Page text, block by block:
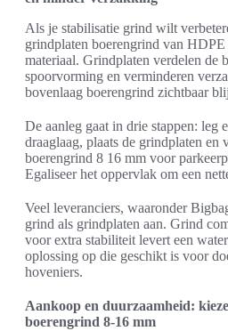
Als je stabilisatie grind wilt
grindplaten boerengrind van
materiaal. Grindplaten verdelen de
spoorvorming en verminderen
bovenlaag boerengrind zichtbaar
De aanleg gaat in drie stappen: leg
draaglaag, plaats de grindplaten en
boerengrind 8 16 mm voor
Egaliseer het oppervlak om een
Veel leveranciers, waaronder
grind als grindplaten aan. Grind
voor extra stabiliteit levert een
oplossing op die geschikt is voor
hoveniers.
Aankoop en duurzaamheid:
boerengrind 8-16 mm